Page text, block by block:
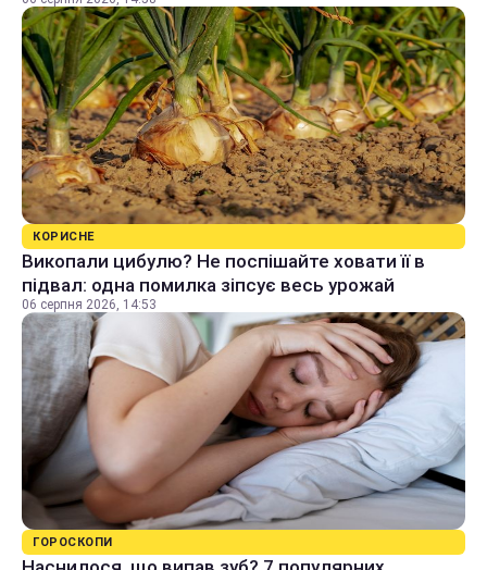
КОРИСНЕ
Викопали цибулю? Не поспішайте ховати її в
підвал: одна помилка зіпсує весь урожай
06 серпня 2026, 14:53
ГОРОСКОПИ